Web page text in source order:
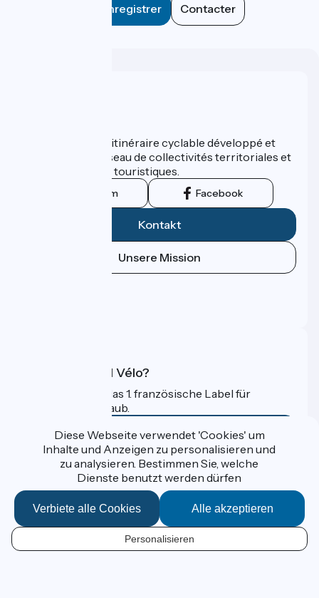
DE
Enregistrer Contacter
ViaRhôna est un itinéraire cyclable développé et
promu par un réseau de collectivités territoriales et
leurs institutions touristiques.
Instagram Facebook
Kontakt
Unsere Mission
Was ist Accueil Vélo?
Accueil Vélo ist das 1. französische Label für
Radfahrer im Urlaub.
Mehr erfahren
Gefördert im Rahmen von Destination France
Données personnelles
Espace Presse
Diese Webseite verwendet 'Cookies' um
Inhalte und Anzeigen zu personalisieren und
zu analysieren. Bestimmen Sie, welche
Dienste benutzt werden dürfen
Alle akzeptieren
Verbiete alle Cookies
Personalisieren